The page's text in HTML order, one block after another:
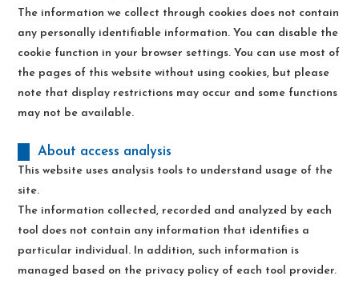
The information we collect through cookies does not contain
any personally identifiable information. You can disable the
cookie function in your browser settings. You can use most of
the pages of this website without using cookies, but please
note that display restrictions may occur and some functions
may not be available.
About access analysis
This website uses analysis tools to understand usage of the
site.
The information collected, recorded and analyzed by each
tool does not contain any information that identifies a
particular individual. In addition, such information is
managed based on the privacy policy of each tool provider.